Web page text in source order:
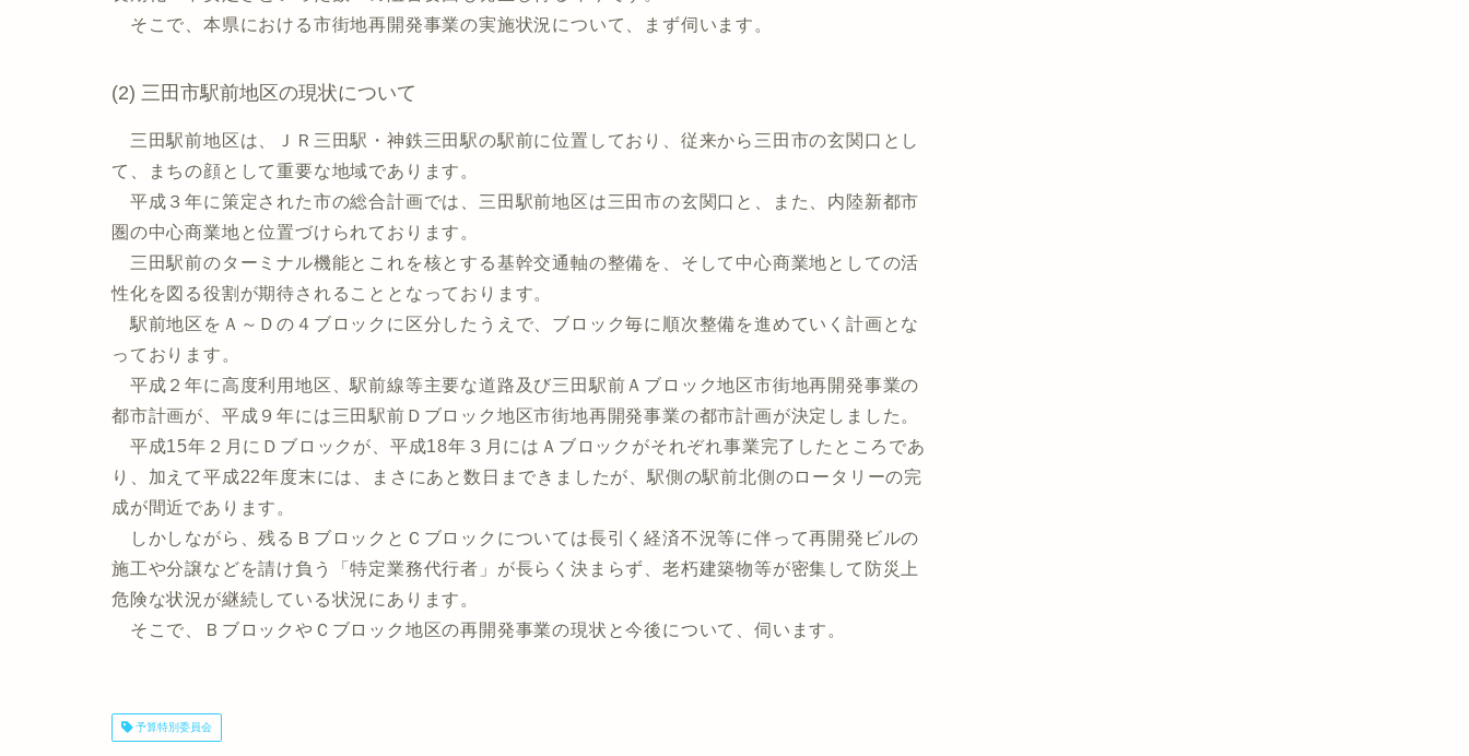
そこで、本県における市街地再開発事業の実施状況について、まず伺います。
(2) 三田市駅前地区の現状について
三田駅前地区は、ＪＲ三田駅・神鉄三田駅の駅前に位置しており、従来から三田市の玄関口とし
て、まちの顔として重要な地域であります。
平成３年に策定された市の総合計画では、三田駅前地区は三田市の玄関口と、また、内陸新都市
圏の中心商業地と位置づけられております。
三田駅前のターミナル機能とこれを核とする基幹交通軸の整備を、そして中心商業地としての活
性化を図る役割が期待されることとなっております。
駅前地区をＡ～Ｄの４ブロックに区分したうえで、ブロック毎に順次整備を進めていく計画とな
っております。
平成２年に高度利用地区、駅前線等主要な道路及び三田駅前Ａブロック地区市街地再開発事業の
都市計画が、平成９年には三田駅前Ｄブロック地区市街地再開発事業の都市計画が決定しました。
平成15年２月にＤブロックが、平成18年３月にはＡブロックがそれぞれ事業完了したところであ
り、加えて平成22年度末には、まさにあと数日まできましたが、駅側の駅前北側のロータリーの完
成が間近であります。
しかしながら、残るＢブロックとＣブロックについては長引く経済不況等に伴って再開発ビルの
施工や分譲などを請け負う「特定業務代行者」が長らく決まらず、老朽建築物等が密集して防災上
危険な状況が継続している状況にあります。
そこで、ＢブロックやＣブロック地区の再開発事業の現状と今後について、伺います。
予算特別委員会